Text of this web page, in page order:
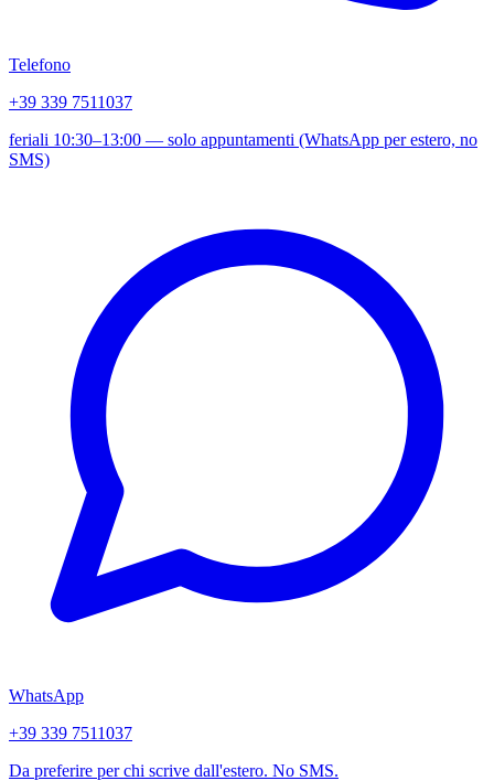
Telefono
+39 339 7511037
feriali 10:30–13:00 — solo appuntamenti (WhatsApp per estero, no
SMS)
WhatsApp
+39 339 7511037
Da preferire per chi scrive dall'estero. No SMS.